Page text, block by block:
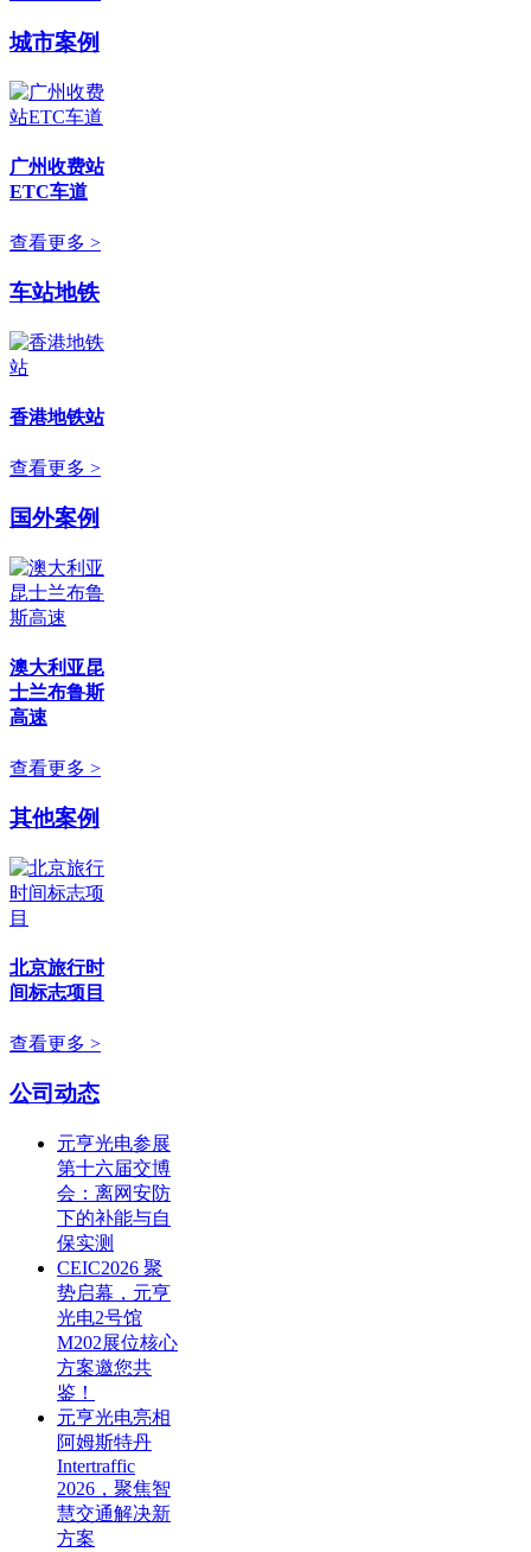
城市案例
广州收费站
ETC车道
查看更多 >
车站地铁
香港地铁站
查看更多 >
国外案例
澳大利亚昆
士兰布鲁斯
高速
查看更多 >
其他案例
北京旅行时
间标志项目
查看更多 >
公司动态
元亨光电参展
第十六届交博
会：离网安防
下的补能与自
保实测
CEIC2026 聚
势启幕，元亨
光电2号馆
M202展位核心
方案邀您共
鉴！
元亨光电亮相
阿姆斯特丹
Intertraffic
2026，聚焦智
慧交通解决新
方案